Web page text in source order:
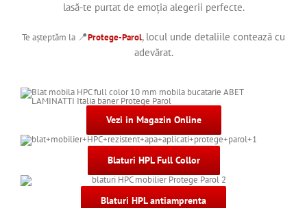
lasă-te purtat de emoția alegerii perfecte.
Te așteptăm la 📍Protege-Parol, locul unde detaliile contează cu
adevărat.
Vezi in Magazin Online
Blaturi HPL Full Collor
Blaturi HPL antiamprenta